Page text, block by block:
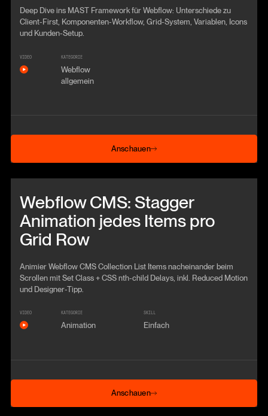
Deep Dive ins MAST Framework für Webflow: Unterschiede zu
Client-First, Komponenten-Workflow, Grid-System, Variablen, Icons
und Kunden-Setup.
VIDEO KATEGORIE
Webflow
allgemein
Anschauen
Anschauen
Webflow CMS: Stagger
Animation jedes Items pro
Grid Row
Animier Webflow CMS Collection List Items nacheinander beim
Scrollen mit Set Class + CSS nth-child Delays, inkl. Reduced Motion
und Designer-Tipp.
VIDEO KATEGORIE
Animation
SKILL
Einfach
Anschauen
Anschauen